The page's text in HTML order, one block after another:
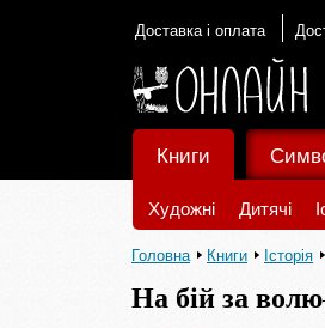
Доставка і оплата
Книги
Художні Дитячі
Головна Книги Історія
На бій за волю